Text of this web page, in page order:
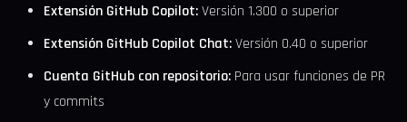
Extensión GitHub Copilot:Versión 1.300 o superior
Extensión GitHub Copilot Chat:Versión 0.40 o superior
Cuenta GitHub con repositorio: Para usar funciones de PR
y commits